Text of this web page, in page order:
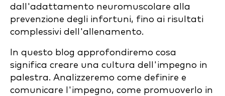
dall'adattamento neuromuscolare alla
prevenzione degli infortuni, fino ai risultati
complessivi dell'allenamento.
In questo blog approfondiremo cosa
significa creare una cultura dell'impegno in
palestra. Analizzeremo come definire e
comunicare l'impegno, come promuoverlo in